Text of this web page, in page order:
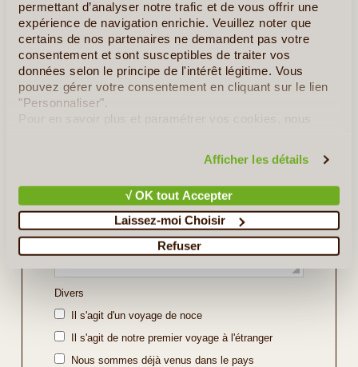
permettant d’analyser notre trafic et de vous offrir une
expérience de navigation enrichie. Veuillez noter que
certains de nos partenaires ne demandent pas votre
consentement et sont susceptibles de traiter vos
données selon le principe de l'intérêt légitime. Vous
pouvez gérer votre consentement en cliquant sur le lien
"Personnaliser".
Pour en savoir plus et paramétrer vos cookies, nous
Afficher les détails
√ OK tout Accepter
Laissez-moi Choisir
Refuser
Indiquez ici les régions ou sites que vous souhaitez
découvrir ou bien l'itinéraire souhaité (soyez le plus
précis possible).
Divers
Il s'agit d'un voyage de noce
Il s'agit de notre premier voyage à l'étranger
Nous sommes déjà venus dans le pays